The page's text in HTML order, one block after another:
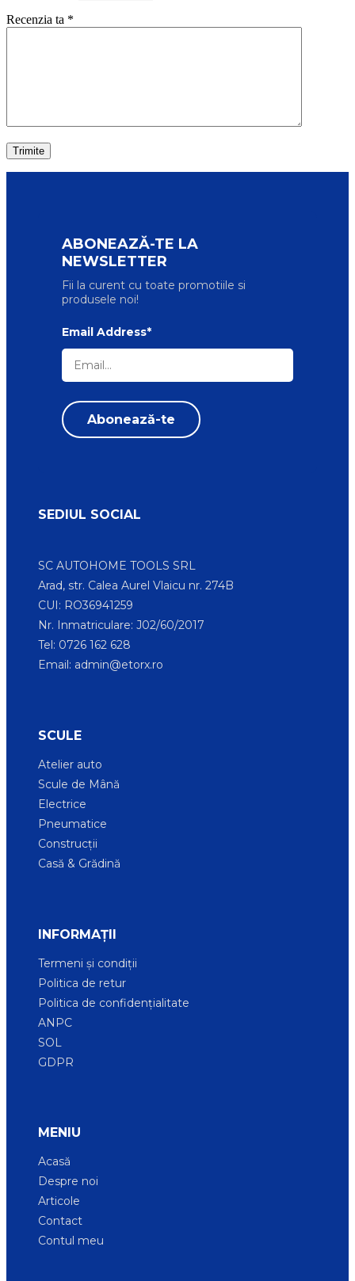
Recenzia ta *
ABONEAZĂ-TE LA
NEWSLETTER
Fii la curent cu toate promotiile si
produsele noi!
Email Address*
SEDIUL SOCIAL
SC AUTOHOME TOOLS SRL
Arad, str. Calea Aurel Vlaicu nr. 274B
CUI: RO36941259
Nr. Inmatriculare: J02/60/2017
Tel: 0726 162 628
Email: admin@etorx.ro
SCULE
Atelier auto
Scule de Mână
Electrice
Pneumatice
Construcții
Casă & Grădină
INFORMAȚII
Termeni și condiții
Politica de retur
Politica de confidențialitate
ANPC
SOL
GDPR
MENIU
Acasă
Despre noi
Articole
Contact
Contul meu